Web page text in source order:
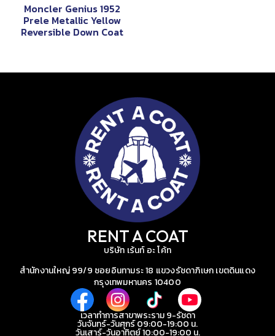
Moncler Genius 1952
Prele Metallic Yellow
Reversible Down Coat
RENT A COAT
บริษัท เร้นท์ อะ โค้ท
สำนักงานใหญ่ 99/9 ซอยอินทามระ 18 แขวงรัชดาภิเษก เขตดินแดง
กรุงเทพมหานคร 10400
เวลาทำการสาขาพระราม 9-รัชดา
วันจันทร์-วันศุกร์ 09:00-19:00 น.
วันเสาร์-วันอาทิตย์ 10:00-19:00 น.